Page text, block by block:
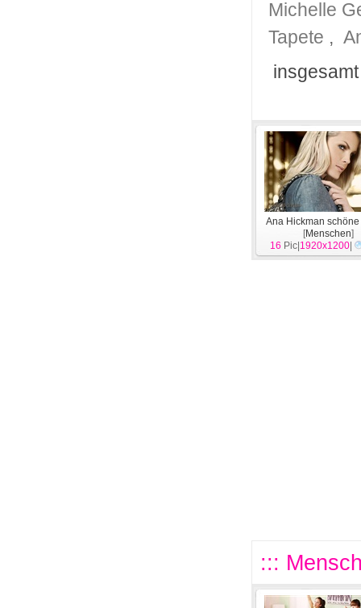
Michelle
Tapete ,
Ana Hickman schöne
[Menschen]
16 Pic| 1920x1200
:::